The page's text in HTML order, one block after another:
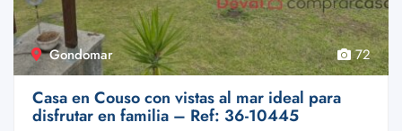
Gondomar 72
Casa en Couso con vistas al mar ideal para
disfrutar en familia – Ref: 36-10445